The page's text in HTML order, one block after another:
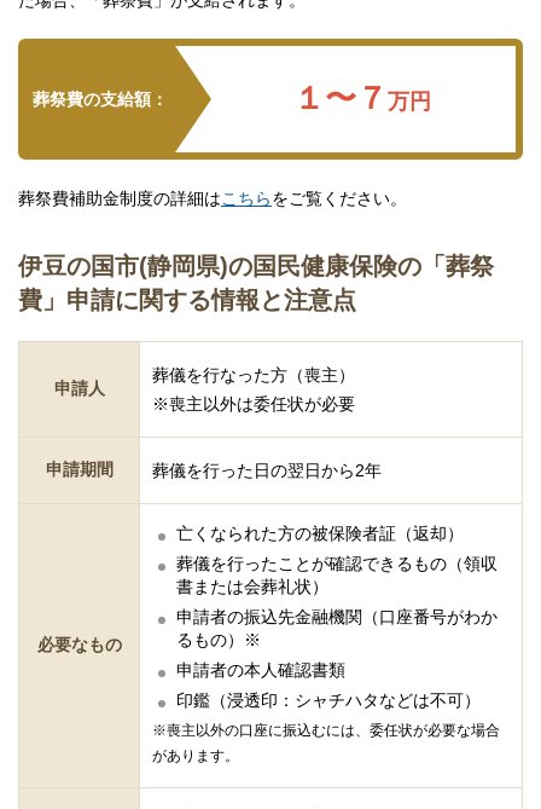
葬祭費の支給額： １〜７万円
葬祭費補助金制度の詳細はこちらをご覧ください。
伊豆の国市(静岡県)の国民健康保険の「葬祭
費」申請に関する情報と注意点
申請人
葬儀を行なった方（喪主）
※喪主以外は委任状が必要
申請期間 葬儀を行った日の翌日から2年
必要なもの
亡くなられた方の被保険者証（返却）
葬儀を行ったことが確認できるもの（領収
書または会葬礼状）
申請者の振込先金融機関（口座番号がわか
るもの）※
申請者の本人確認書類
印鑑（浸透印：シャチハタなどは不可）
※喪主以外の口座に振込むには、委任状が必要な場合
があります。